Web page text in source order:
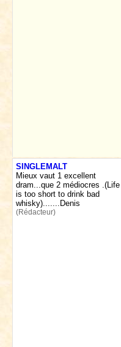
SINGLEMALT
Mieux vaut 1 excellent
dram...que 2 médiocres .(Life
is too short to drink bad
whisky).......Denis
(Rédacteur)